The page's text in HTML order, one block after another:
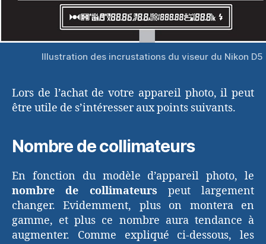
Illustration des incrustations du viseur du Nikon D5
Lors de l’achat de votre appareil photo, il peut
être utile de s’intéresser aux points suivants.
Nombre de collimateurs
En fonction du modèle d’appareil photo, le
nombre de collimateurs peut largement
changer. Evidemment, plus on montera en
gamme, et plus ce nombre aura tendance à
augmenter. Comme expliqué ci-dessous, les